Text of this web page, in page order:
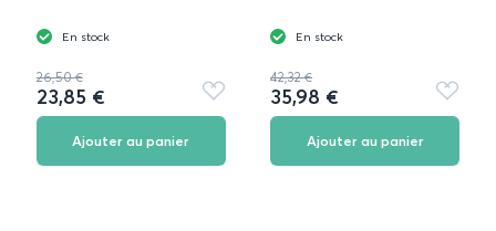
En stock
26,50 €
23,85 €
Ajouter
aux
Ajouter au panier
En stock
42,32 €
35,98 €
Ajouter
aux
Ajouter au panier